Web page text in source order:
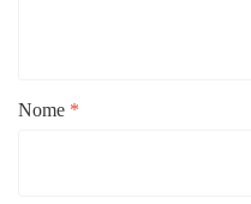
Nome *